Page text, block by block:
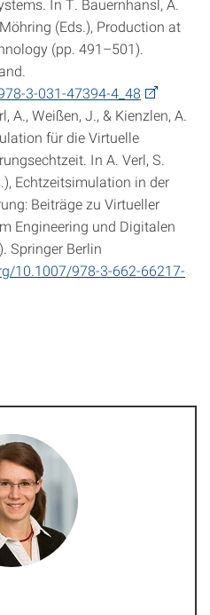
In T. Bauernhansl, A.
(Eds.), Production at
(pp. 491–501).
3-031-47394-4_48
A., Weißen, J., & Kienzlen, A.
für die Virtuelle
In A. Verl, S.
Echtzeitsimulation in der
Beiträge zu Virtueller
Engineering und Digitalen
Springer Berlin
10.1007/978-3-662-66217-